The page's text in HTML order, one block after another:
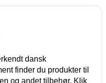
dansk
finder du produkter til
og andet tilbehør. Klik